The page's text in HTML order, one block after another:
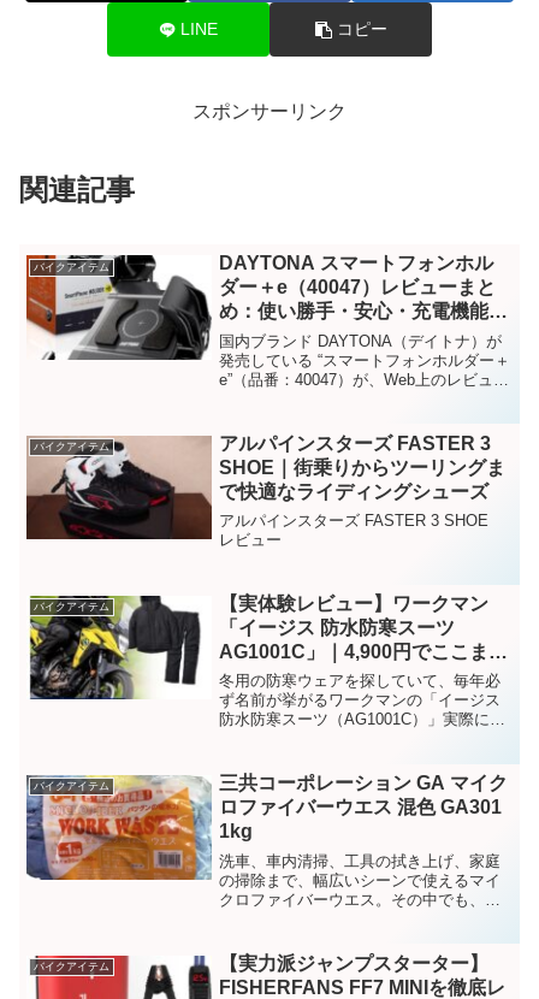
LINE コピー
スポンサーリンク
関連記事
バイクアイテム
DAYTONA スマートフォンホル
ダー＋e（40047）レビューまと
め：使い勝手・安心・充電機能の
三拍子
国内ブランド DAYTONA（デイトナ）が
発売している “スマートフォンホルダー＋
e”（品番：40047）が、Web上のレビュー
を整理しました。
バイクアイテム
アルパインスターズ FASTER 3
SHOE｜街乗りからツーリングま
で快適なライディングシューズ
アルパインスターズ FASTER 3 SHOE
レビュー
バイクアイテム
【実体験レビュー】ワークマン
「イージス 防水防寒スーツ
AG1001C」｜4,900円でここまで
使えるとは正直驚いた
冬用の防寒ウェアを探していて、毎年必
ず名前が挙がるワークマンの「イージス
防水防寒スーツ（AG1001C）」実際に購
バイクアイテム
三共コーポレーション GA マイク
ロファイバーウエス 混色 GA301
1kg
洗車、車内清掃、工具の拭き上げ、家庭
の掃除まで、幅広いシーンで使えるマイ
クロファイバーウエス。その中でも、
共コーポレーション GA マイクロファイ
バーウエス 混色 GA301 1kgです。
バイクアイテム
【実力派ジャンプスターター】
FISHERFANS FF7 MINIを徹底レ